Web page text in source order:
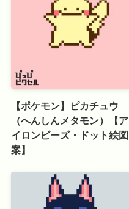
【ポケモン】ピカチュウ
（へんしんメタモン）【ア
イロンビーズ・ドット絵図
案】